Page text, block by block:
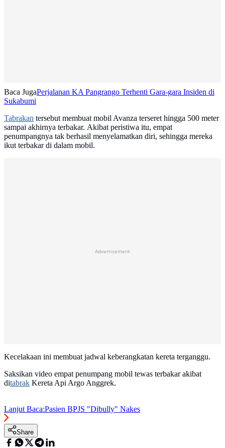
Baca JugaPerjalanan KA Pangrango Terhenti Gara-gara Insiden di
Sukabumi
Tabrakan tersebut membuat mobil Avanza terseret hingga 500 meter
sampai akhirnya terbakar. Akibat peristiwa itu, empat
penumpangnya tak berhasil menyelamatkan diri, sehingga mereka
ikut terbakar di dalam mobil.
Advertisement
Kecelakaan ini membuat jadwal keberangkatan kereta terganggu.
Saksikan video empat penumpang mobil tewas terbakar akibat
ditabrak Kereta Api Argo Anggrek.
Lanjut Baca:Pasien BPJS "Dibully" Nakes
Share